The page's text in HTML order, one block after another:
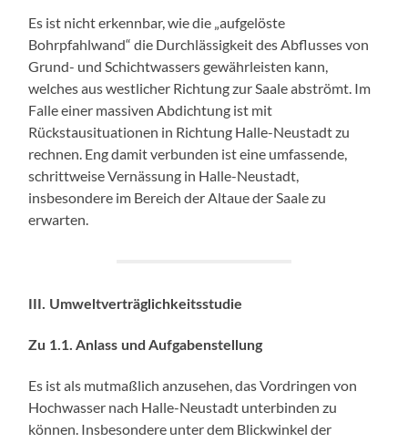
Es ist nicht erkennbar, wie die „aufgelöste
Bohrpfahlwand“ die Durchlässigkeit des Abflusses von
Grund- und Schichtwassers gewährleisten kann,
welches aus westlicher Richtung zur Saale abströmt. Im
Falle einer massiven Abdichtung ist mit
Rückstausituationen in Richtung Halle-Neustadt zu
rechnen. Eng damit verbunden ist eine umfassende,
schrittweise Vernässung in Halle-Neustadt,
insbesondere im Bereich der Altaue der Saale zu
erwarten.
III. Umweltverträglichkeitsstudie
Zu 1.1. Anlass und Aufgabenstellung
Es ist als mutmaßlich anzusehen, das Vordringen von
Hochwasser nach Halle-Neustadt unterbinden zu
können. Insbesondere unter dem Blickwinkel der